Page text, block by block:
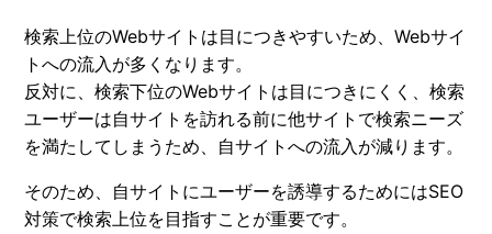
検索上位のWebサイトは目につきやすいため、Webサイ
トへの流入が多くなります。
反対に、検索下位のWebサイトは目につきにくく、検索
ユーザーは自サイトを訪れる前に他サイトで検索ニーズ
を満たしてしまうため、自サイトへの流入が減ります。
そのため、自サイトにユーザーを誘導するためにはSEO
対策で検索上位を目指すことが重要です。